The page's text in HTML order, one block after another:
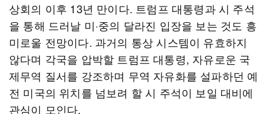
상회의 이후 13년 만이다. 트럼프 대통령과 시 주석
을 통해 드러날 미·중의 달라진 입장을 보는 것도 흥
미로울 전망이다. 과거의 통상 시스템이 유효하지
않다며 각국을 압박할 트럼프 대통령, 자유로운 국
제무역 질서를 강조하며 무역 자유화를 설파하던 예
전 미국의 위치를 넘보려 할 시 주석이 보일 대비에
관심이 모인다.